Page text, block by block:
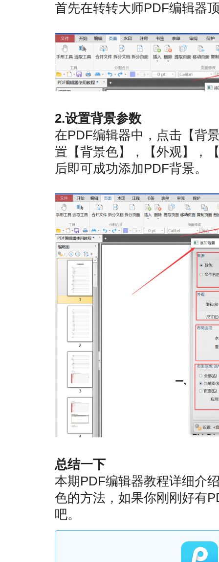
首先在转转大师PDF编辑器
2.设置背景参数
在PDF编辑器中，点击【背
置【背景色】，【外观】，
后即可成功添加PDF背景。
总结一下
本期PDF编辑器教程详细介
色的方法，如果你刚刚好有
吧。